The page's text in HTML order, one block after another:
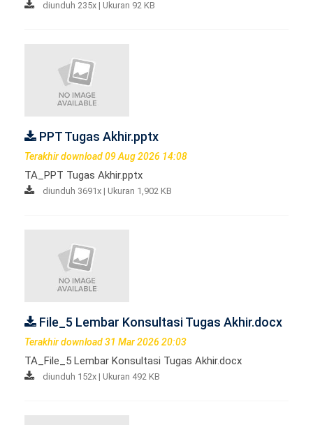
diunduh 235x | Ukuran 92 KB
PPT Tugas Akhir.pptx
Terakhir download 09 Aug 2026 14:08
TA_PPT Tugas Akhir.pptx
diunduh 3691x | Ukuran 1,902 KB
File_5 Lembar Konsultasi Tugas Akhir.docx
Terakhir download 31 Mar 2026 20:03
TA_File_5 Lembar Konsultasi Tugas Akhir.docx
diunduh 152x | Ukuran 492 KB